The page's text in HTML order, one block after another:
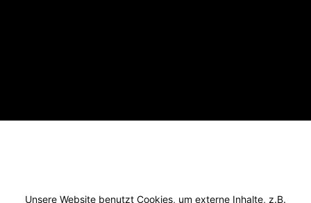
Unsere Website benutzt Cookies, um externe Inhalte, z.B.